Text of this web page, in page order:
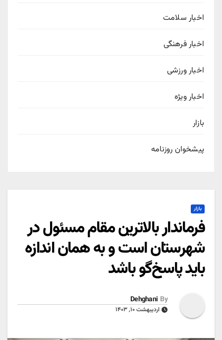
اخبار سلامت
اخبار فرهنگی
اخبار ورزشی
اخبار ویژه
بازار
پیشخوان روزنامه
بازار
فرماندار بالاترین مقام مسئول در
شهرستان است و به همان اندازه
باید پاسخ‌گو باشد
By
Dehghani
اردیبهشت ۱۰, ۱۴۰۳